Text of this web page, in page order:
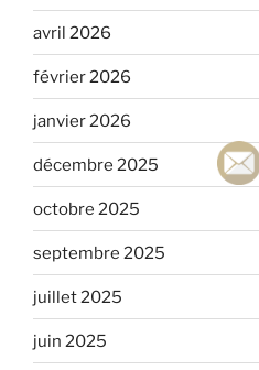
avril 2026
février 2026
janvier 2026
décembre 2025
octobre 2025
septembre 2025
juillet 2025
juin 2025